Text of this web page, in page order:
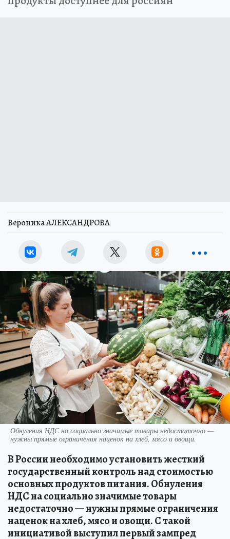
Вероника АЛЕКСАНДРОВА
Обнуления НДС на социально значимые товары недостаточно —
нужны прямые ограничения наценок на хлеб, мясо и овощи.
В России необходимо установить жесткий
государственный контроль над стоимостью
основных продуктов питания. Обнуления
НДС на социально значимые товары
недостаточно — нужны прямые ограничения
наценок на хлеб, мясо и овощи. С такой
инициативой выступил первый зампред